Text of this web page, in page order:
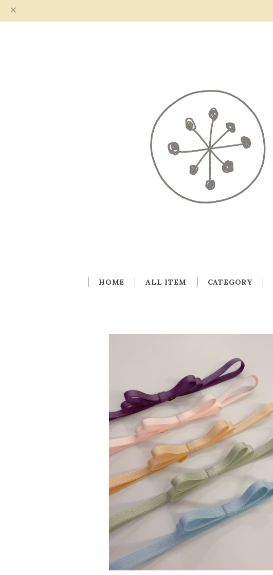
HOME ALL ITEM CATEGORY